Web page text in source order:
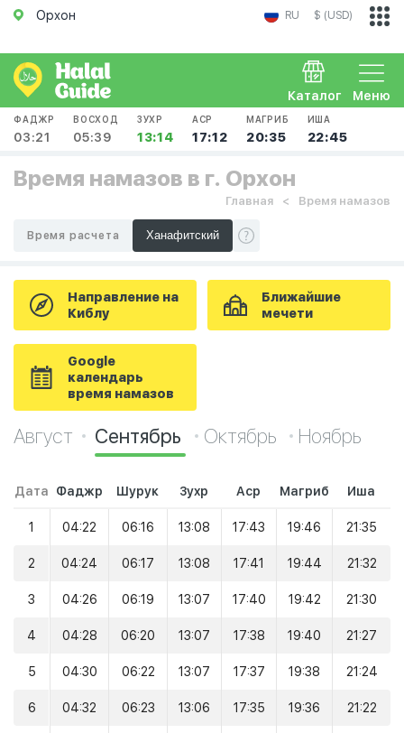
Орхон RU $ (USD)
Меню
Каталог
ФАДЖР
03:21
ВОСХОД
05:39
ЗУХР
13:14
АСР
17:12
МАГРИБ
20:35
ИША
22:45
Время намазов в г. Орхон
Главная Время намазов
Время расчета
Направление на
Киблу
Ближайшие
мечети
Google
календарь
время намазов
Август Сентябрь Октябрь Ноябрь
Дата Фаджр Шурук Зухр Аср Магриб Иша
1 04:22 06:16 13:08 17:43 19:46 21:35
2 04:24 06:17 13:08 17:41 19:44 21:32
3 04:26 06:19 13:07 17:40 19:42 21:30
4 04:28 06:20 13:07 17:38 19:40 21:27
5 04:30 06:22 13:07 17:37 19:38 21:24
6 04:32 06:23 13:06 17:35 19:36 21:22